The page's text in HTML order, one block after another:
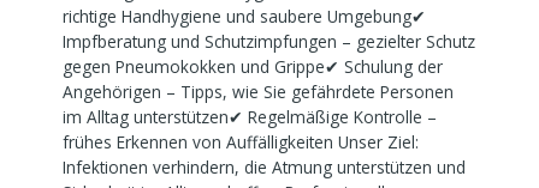
richtige Handhygiene und saubere Umgebung✔
Impfberatung und Schutzimpfungen – gezielter Schutz
gegen Pneumokokken und Grippe✔ Schulung der
Angehörigen – Tipps, wie Sie gefährdete Personen
im Alltag unterstützen✔ Regelmäßige Kontrolle –
frühes Erkennen von Auffälligkeiten Unser Ziel:
Infektionen verhindern, die Atmung unterstützen und